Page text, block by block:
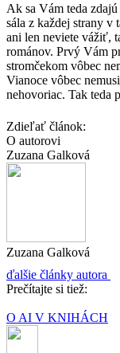
Ak sa Vám teda
sála z každej strany v
ani len neviete vážiť,
románov. Prvý Vám
stromčekom vôbec
Vianoce vôbec
nehovoriac. Tak teda
Zdieľať článok:
O autorovi
Zuzana Galková
Zuzana Galková
ďalšie články autora
Prečítajte si tiež:
O AI V KNIHÁCH